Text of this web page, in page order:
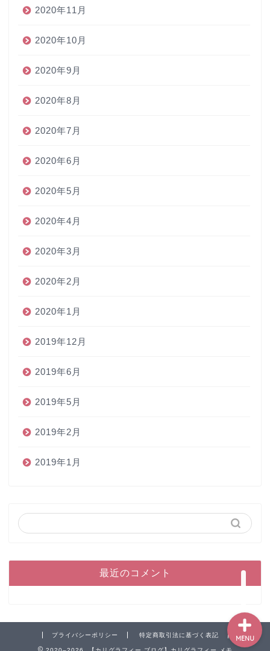
2020年11月
2020年10月
2020年9月
2020年8月
2020年7月
2020年6月
2020年5月
2020年4月
2020年3月
2020年2月
2020年1月
2019年12月
2019年6月
2019年5月
2019年2月
2019年1月
最近のコメント
プライバシーポリシー 特定商取引法に基づく表記 MENU
インク